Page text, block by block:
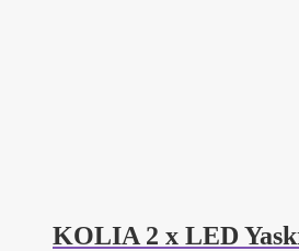
KOLIA 2 x LED